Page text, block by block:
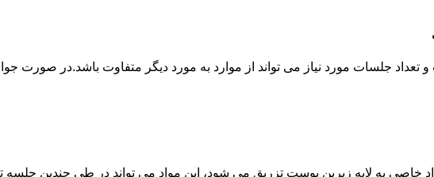
خاصی به لایه زیرین پوست تزریق می شود، این مواد می تواند در طی چندین جلسه